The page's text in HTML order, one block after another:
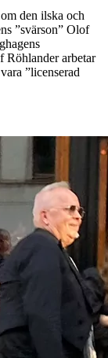
den ilska och
”svärson” Olof
Röhlander arbetar
”licenserad